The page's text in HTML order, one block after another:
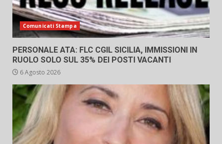
Comunicati Stampa
PERSONALE ATA: FLC CGIL SICILIA, IMMISSIONI IN
RUOLO SOLO SUL 35% DEI POSTI VACANTI
6 Agosto 2026